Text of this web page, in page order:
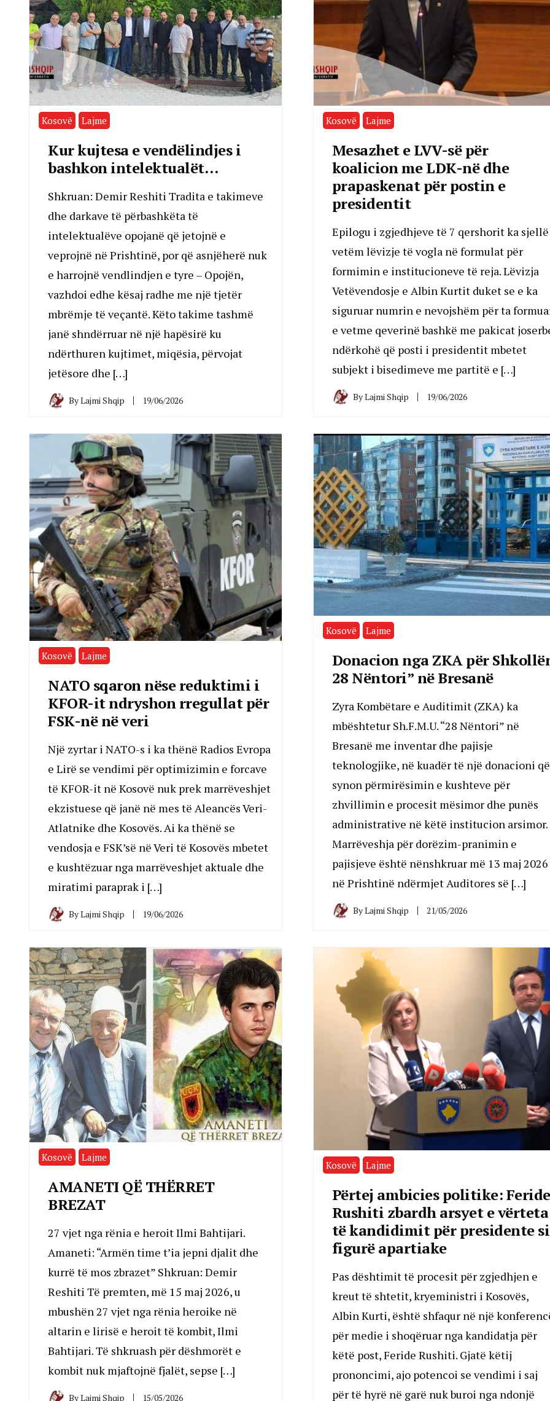
Kosovë Lajme
Kur kujtesa e vendëlindjes i
bashkon intelektualët…
Shkruan: Demir Reshiti Tradita e takimeve
dhe darkave të përbashkëta të
intelektualëve opojanë që jetojnë e
veprojnë në Prishtinë, por që asnjëherë nuk
e harrojnë vendlindjen e tyre – Opojën,
vazhdoi edhe kësaj radhe me një tjetër
mbrëmje të veçantë. Këto takime tashmë
janë shndërruar në një hapësirë ku
ndërthuren kujtimet, miqësia, përvojat
jetësore dhe […]
ByLajmi Shqip 19/06/2026
Kosovë Lajme
Mesazhet e LVV-së për
koalicion me LDK-në dhe
prapaskenat për postin e
presidentit
Epilogu i zgjedhjeve të 7 qershorit ka sjellë
vetëm lëvizje të vogla në formulat për
formimin e institucioneve të reja. Lëvizja
Vetëvendosje e Albin Kurtit duket se e ka
siguruar numrin e nevojshëm për ta
e vetme qeverinë bashkë me pakicat
ndërkohë që posti i presidentit mbetet
subjekt i bisedimeve me partitë e […]
ByLajmi Shqip 19/06/2026
Kosovë Lajme
NATO sqaron nëse reduktimi i
KFOR-it ndryshon rregullat për
FSK-në në veri
Një zyrtar i NATO-s i ka thënë Radios Evropa
e Lirë se vendimi për optimizimin e forcave
të KFOR-it në Kosovë nuk prek marrëveshjet
ekzistuese që janë në mes të Aleancës Veri-
Atlatnike dhe Kosovës. Ai ka thënë se
vendosja e FSK’së në Veri të Kosovës mbetet
e kushtëzuar nga marrëveshjet aktuale dhe
miratimi paraprak i […]
ByLajmi Shqip 19/06/2026
Kosovë Lajme
Donacion nga ZKA për
28 Nëntori” në Bresanë
Zyra Kombëtare e Auditimit (ZKA) ka
mbështetur Sh.F.M.U. “28 Nëntori” në
Bresanë me inventar dhe pajisje
teknologjike, në kuadër të një donacioni që
synon përmirësimin e kushteve për
zhvillimin e procesit mësimor dhe punës
administrative në këtë institucion arsimor.
Marrëveshja për dorëzim-pranimin e
pajisjeve është nënshkruar më 13 maj 2026
në Prishtinë ndërmjet Auditores së […]
ByLajmi Shqip 21/05/2026
Kosovë Lajme
AMANETI QË THËRRET
BREZAT
27 vjet nga rënia e heroit Ilmi Bahtijari.
Amaneti: “Armën time t’ia jepni djalit dhe
kurrë të mos zbrazet” Shkruan: Demir
Reshiti Të premten, më 15 maj 2026, u
mbushën 27 vjet nga rënia heroike në
altarin e lirisë e heroit të kombit, Ilmi
Bahtijari. Të shkruash për dëshmorët e
kombit nuk mjaftojnë fjalët, sepse […]
ByLajmi Shqip 15/05/2026
Kosovë Lajme
Përtej ambicies politike: Feride
Rushiti zbardh arsyet e vërteta
të kandidimit për presidente si
figurë apartiake
Pas dështimit të procesit për zgjedhjen e
kreut të shtetit, kryeministri i Kosovës,
Albin Kurti, është shfaqur në një
për medie i shoqëruar nga kandidatja për
këtë post, Feride Rushiti. Gjatë këtij
prononcimi, ajo potencoi se vendimi i saj
për të hyrë në garë nuk buroi nga ndonjë